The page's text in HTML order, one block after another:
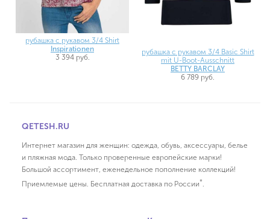
рубашка с рукавом 3/4 Shirt
Inspirationen
3 394 руб.
рубашка с рукавом 3/4 Basic Shirt
mit U-Boot-Ausschnitt
BETTY BARCLAY
6 789 руб.
QETESH.RU
Интернет магазин для женщин: одежда, обувь, аксессуары, белье
и пляжная мода. Только проверенные европейские марки!
Большой ассортимент, еженедельное пополнение коллекций!
Приемлемые цены. Бесплатная доставка по России*